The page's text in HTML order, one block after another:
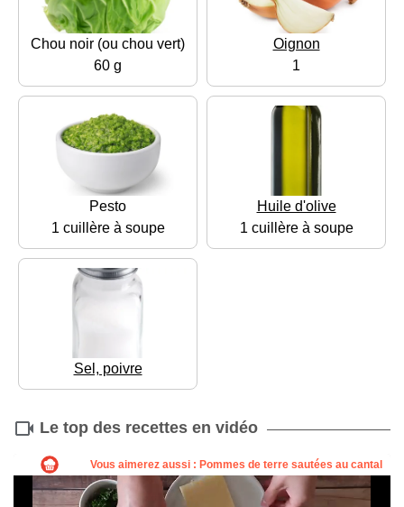
Chou noir (ou chou vert)
60 g
Oignon
1
Pesto
1 cuillère à soupe
Huile d'olive
1 cuillère à soupe
Sel, poivre
Le top des recettes en vidéo